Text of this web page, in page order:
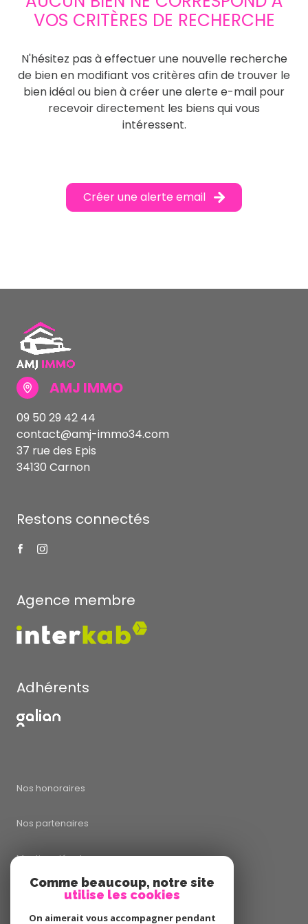
VOS CRITÈRES DE RECHERCHE
N'hésitez pas à effectuer une nouvelle recherche
de bien en modifiant vos critères afin de trouver le
bien idéal ou bien à créer une alerte e-mail pour
recevoir directement les biens qui vous
intéressent.
Créer une alerte email
AMJ IMMO
09 50 29 42 44
contact@amj-immo34.com
37 rue des Epis
34130 Carnon
Restons connectés
Agence membre
Adhérents
Nos honoraires
Nos partenaires
Mentions légales
Comme beaucoup, notre site
utilise les cookies
On aimerait vous accompagner pendant